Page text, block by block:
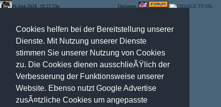
Cookies helfen bei der Bereitstellung unserer
Dienste. Mit Nutzung unserer Dienste
stimmen Sie unserer Nutzung von Cookies
zu. Die Cookies dienen ausschlieÃŸlich der
Verbesserung der Funktionsweise unserer
Website. Ebenso nutzt Google Advertise
zusÃ¤tzliche Cookies um angepasste
06.Aug.2026 , 10:21 Uhr Optionen: